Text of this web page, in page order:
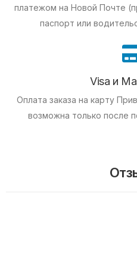
платежом на Новой Почте
паспорт или
Visa и
Оплата заказа на карту
возможна только после